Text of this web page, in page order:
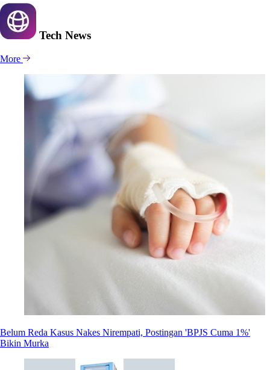
Tech News
More
Belum Reda Kasus Nakes Nirempati, Postingan 'BPJS Cuma 1%'
Bikin Murka